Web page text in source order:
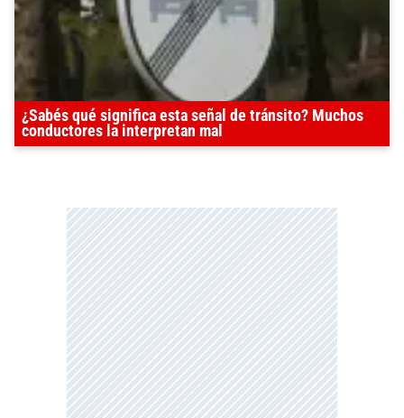
¿Sabés qué significa esta señal de tránsito? Muchos
conductores la interpretan mal